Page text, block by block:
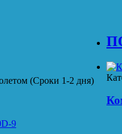
(Сроки 1-2 дня)